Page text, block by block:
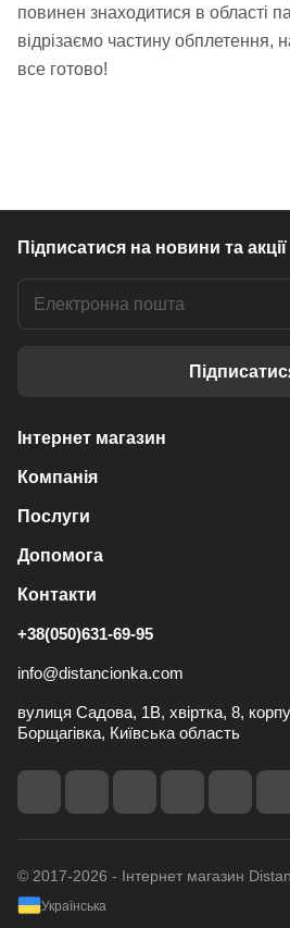
повинен знаходитися в області
відрізаємо частину обплетення,
все готово!
Підписатися на новини та акції
Інтернет магазин
Компанія
Послуги
Допомога
Контакти
+38(050)631-69-95
info@distancionka.com
вулиця Садова, 1В, хвіртка, 8,
Борщагівка, Київська область
© 2017-2026 - Інтернет магазин
Українська